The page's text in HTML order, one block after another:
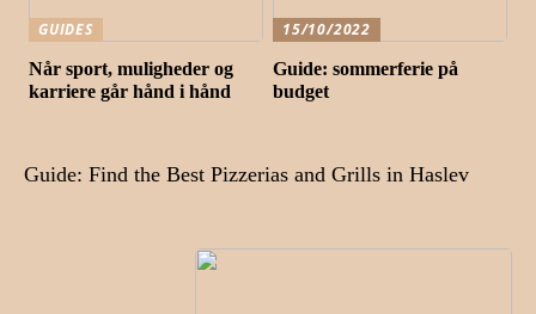
GUIDES
Når sport, muligheder og
karriere går hånd i hånd
15/10/2022
Guide: sommerferie på
budget
Guide: Find the Best Pizzerias and Grills in Haslev